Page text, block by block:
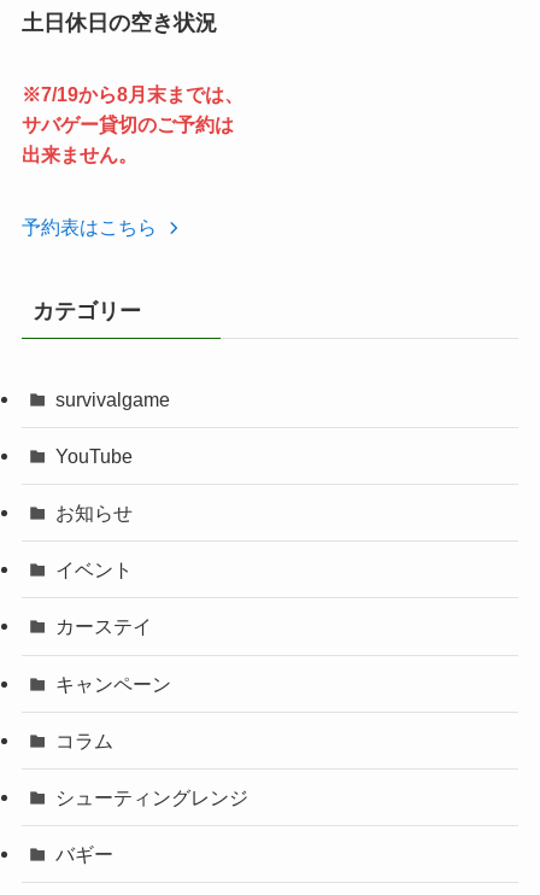
土日休日の空き状況
※7/19から8月末までは、
サバゲー貸切のご予約は
出来ません。
予約表はこちら
カテゴリー
survivalgame
YouTube
お知らせ
イベント
カーステイ
キャンペーン
コラム
シューティングレンジ
バギー